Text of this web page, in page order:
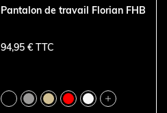
Pantalon de travail Florian FHB
94,95 € TTC
